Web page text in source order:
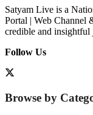
Satyam Live is a
Portal | Web Channel
credible and insightful
Follow Us
Browse by